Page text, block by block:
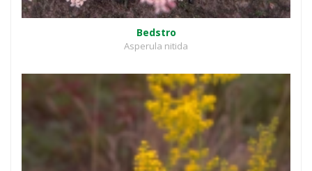
Bedstro
Asperula nitida